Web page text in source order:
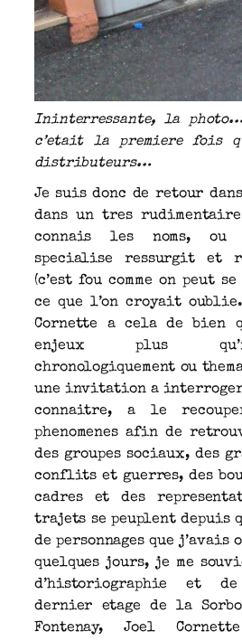
Ininterressante, la
c’etait la premiere fois
distributeurs…
Je suis donc de retour
dans un tres
connais les noms, ou
specialise ressurgit et
(c’est fou comme on peut
ce que l’on croyait
Cornette a cela de bien
enjeux plus
chronologiquement ou
une invitation a interroger
connaitre, a le
phenomenes afin de
des groupes sociaux, des
conflits et guerres, des
cadres et des
trajets se peuplent depuis
de personnages que
quelques jours, je me
d’historiographie et
dernier etage de la
Fontenay, Joel